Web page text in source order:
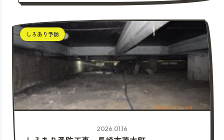
しろあり予防
2026.01.16